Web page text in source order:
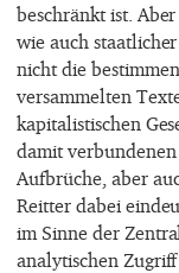
beschränkt ist.
wie auch
nicht die
versammelten
kapitalistischen
damit
Aufbrüche, aber
Reitter dabei
im Sinne der
analytischen